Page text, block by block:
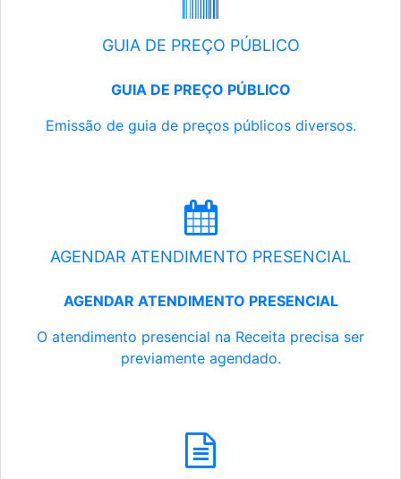
GUIA DE PREÇO PÚBLICO
GUIA DE PREÇO PÚBLICO
Emissão de guia de preços públicos diversos.
AGENDAR ATENDIMENTO PRESENCIAL
AGENDAR ATENDIMENTO PRESENCIAL
O atendimento presencial na Receita precisa ser
previamente agendado.